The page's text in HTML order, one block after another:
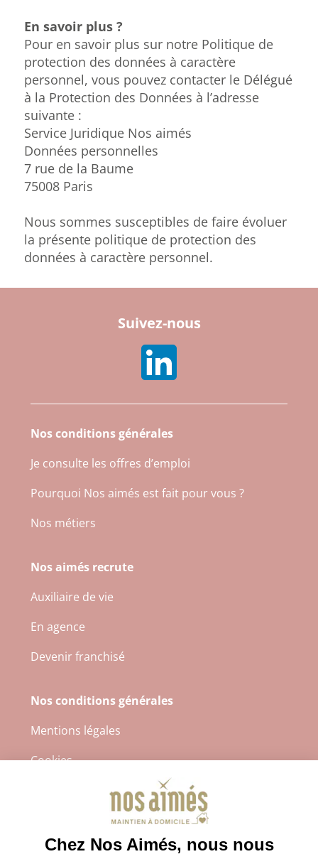
En savoir plus ?
Pour en savoir plus sur notre Politique de
protection des données à caractère
personnel, vous pouvez contacter le Délégué
à la Protection des Données à l’adresse
suivante :
Service Juridique Nos aimés
Données personnelles
7 rue de la Baume
75008 Paris
Nous sommes susceptibles de faire évoluer
la présente politique de protection des
données à caractère personnel.
Suivez-nous
Nos conditions générales
Je consulte les offres d’emploi
Pourquoi Nos aimés est fait pour vous ?
Nos métiers
Nos aimés recrute
Auxiliaire de vie
En agence
Devenir franchisé
Nos conditions générales
Mentions légales
Cookies
Protection des données à caractère personnel